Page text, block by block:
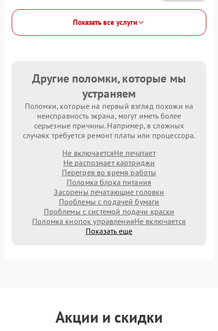
Показать все услуги
Другие поломки, которые мы
устраняем
Поломки, которые на первый взгляд похожи на
неисправность экрана, могут иметь более
серьезные причины. Например, в сложных
случаях требуется ремонт платы или процессора.
Не включаетсяНе печатает
Не распознает картриджи
Перегрев во время работы
Поломка блока питания
Засорены печатающие головки
Проблемы с подачей бумаги
Проблемы с системой подачи краски
Поломка кнопок управленияНе включается
Показать еще
Акции и скидки